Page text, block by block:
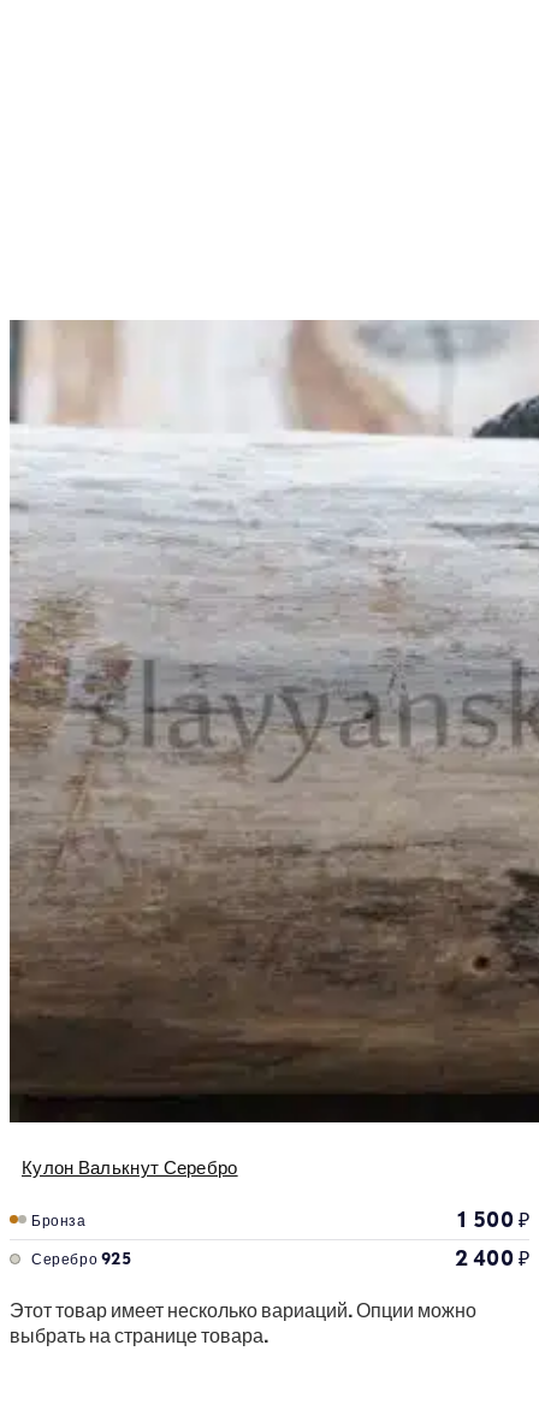
Кулон Валькнут Серебро
Бронза 1 500₽
Серебро 925 2 400₽
Этот товар имеет несколько вариаций. Опции можно
выбрать на странице товара.